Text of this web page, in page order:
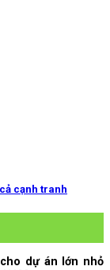
cạnh tranh
dự án lớn nhỏ